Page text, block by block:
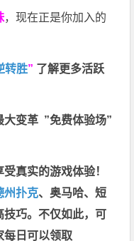
，现在正是你加入的
转胜” 了解更多活跃
大变革 ”免费体验场”
真实的游戏体验！
州扑克、奥马哈、短
巧。不仅如此， 可
每日可以领取